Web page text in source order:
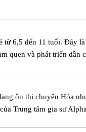
6,5 đến 11 tuổi. Đây
quen và phát triển dần
ôn thi chuyên Hóa
Trung tâm gia sư